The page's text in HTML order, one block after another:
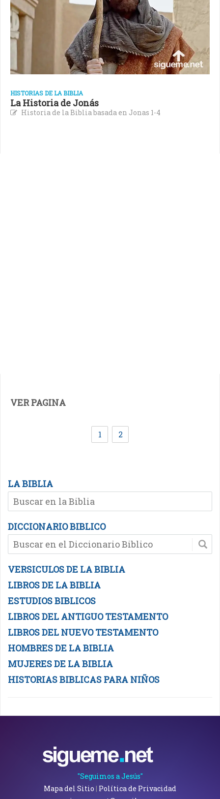
HISTORIAS DE LA BIBLIA
La Historia de Jonás
Historia de la Biblia basada en Jonas 1-4
VER PAGINA
1 2
LA BIBLIA
DICCIONARIO BIBLICO
VERSICULOS DE LA BIBLIA
LIBROS DE LA BIBLIA
ESTUDIOS BIBLICOS
LIBROS DEL ANTIGUO TESTAMENTO
LIBROS DEL NUEVO TESTAMENTO
HOMBRES DE LA BIBLIA
MUJERES DE LA BIBLIA
HISTORIAS BIBLICAS PARA NIÑOS
"Seguimos a Jesús"
Mapa del Sitio | Política de Privacidad